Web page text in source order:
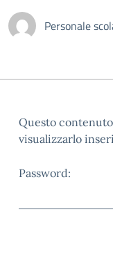
Personale
Questo
visualizzarlo
Password: